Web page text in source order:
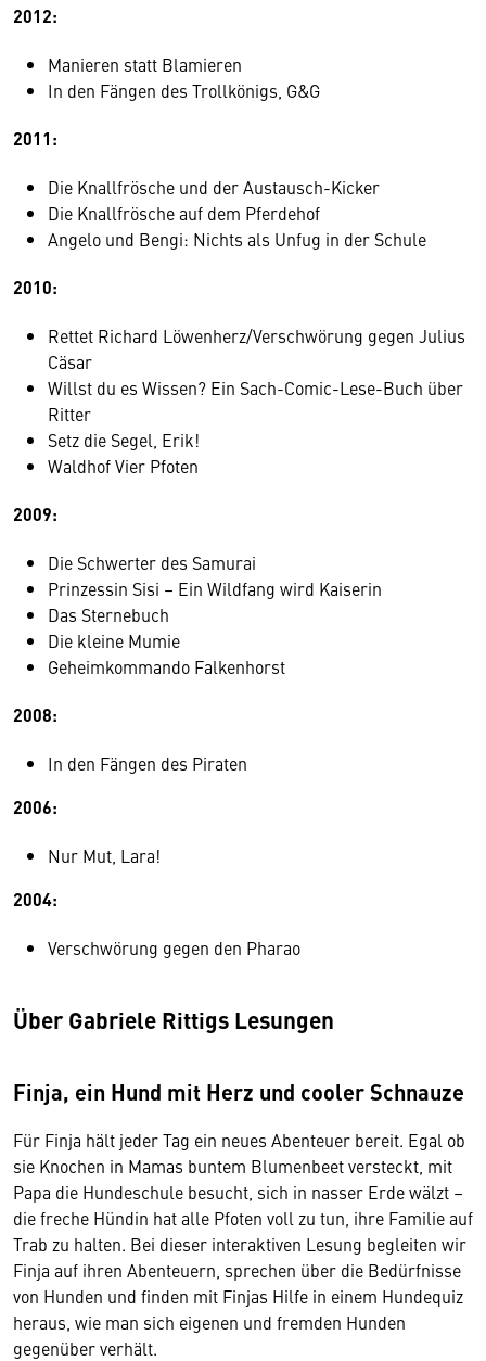
2012:
Manieren statt Blamieren
In den Fängen des Trollkönigs, G&G
2011:
Die Knallfrösche und der Austausch-Kicker
Die Knallfrösche auf dem Pferdehof
Angelo und Bengi: Nichts als Unfug in der Schule
2010:
Rettet Richard Löwenherz/Verschwörung gegen Julius
Cäsar
Willst du es Wissen? Ein Sach-Comic-Lese-Buch über
Ritter
Setz die Segel, Erik!
Waldhof Vier Pfoten
2009:
Die Schwerter des Samurai
Prinzessin Sisi – Ein Wildfang wird Kaiserin
Das Sternebuch
Die kleine Mumie
Geheimkommando Falkenhorst
2008:
In den Fängen des Piraten
2006:
Nur Mut, Lara!
2004:
Verschwörung gegen den Pharao
Über Gabriele Rittigs Lesungen
Finja, ein Hund mit Herz und cooler Schnauze
Für Finja hält jeder Tag ein neues Abenteuer bereit. Egal ob
sie Knochen in Mamas buntem Blumenbeet versteckt, mit
Papa die Hundeschule besucht, sich in nasser Erde wälzt –
die freche Hündin hat alle Pfoten voll zu tun, ihre Familie auf
Trab zu halten. Bei dieser interaktiven Lesung begleiten wir
Finja auf ihren Abenteuern, sprechen über die Bedürfnisse
von Hunden und finden mit Finjas Hilfe in einem Hundequiz
heraus, wie man sich eigenen und fremden Hunden
gegenüber verhält.